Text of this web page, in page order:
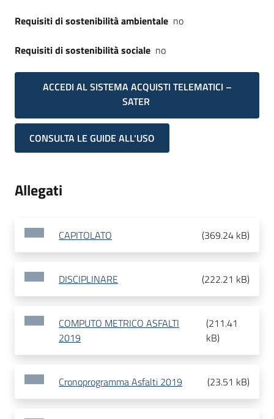
Requisiti di sostenibilità ambientale no
Requisiti di sostenibilità sociale no
ACCEDI AL SISTEMA ACQUISTI TELEMATICI –
SATER
CONSULTA LE GUIDE ALL'USO
Allegati
CAPITOLATO (369.24 kB)
DISCIPLINARE (222.21 kB)
COMPUTO METRICO ASFALTI
2019
(211.41
kB)
Cronoprogramma Asfalti 2019 (23.51 kB)